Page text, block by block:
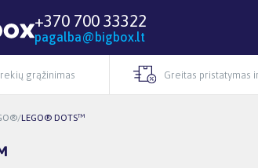
+370 700 33322
pagalba@bigbox.lt
grąžinimas Greitas pristatymas
/LEGO® DOTS™